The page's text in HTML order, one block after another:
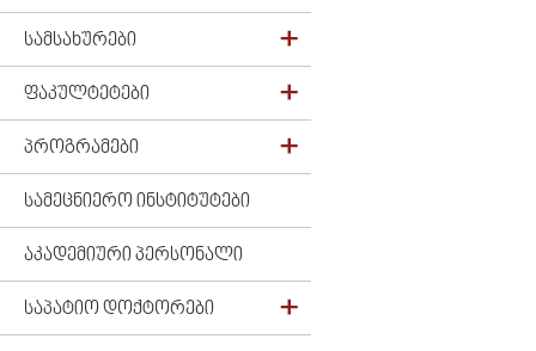
ᲡᲐᲛᲡᲐᲮᲣᲠᲔᲑᲘ
ᲤᲐᲙᲣᲚᲢᲔᲢᲔᲑᲘ
ᲞᲠᲝᲒᲠᲐᲛᲔᲑᲘ
ᲡᲐᲛᲔᲪᲜᲘᲔᲠᲝ ᲘᲜᲡᲢᲘᲢᲣᲢᲔᲑᲘ
ᲐᲙᲐᲓᲔᲛᲘᲣᲠᲘ ᲞᲔᲠᲡᲝᲜᲐᲚᲘ
ᲡᲐᲞᲐᲢᲘᲝ ᲓᲝᲥᲢᲝᲠᲔᲑᲘ